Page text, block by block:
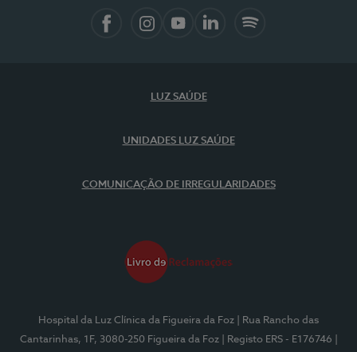
LUZ SAÚDE
UNIDADES LUZ SAÚDE
COMUNICAÇÃO DE IRREGULARIDADES
Hospital da Luz Clínica da Figueira da Foz
| Rua Rancho das
Cantarinhas, 1F, 3080-250 Figueira da Foz
| Registo ERS - E176746